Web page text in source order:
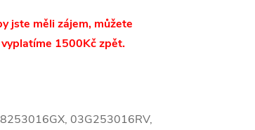
jste měli zájem, můžete
1500Kč zpět.
03G253016RV,